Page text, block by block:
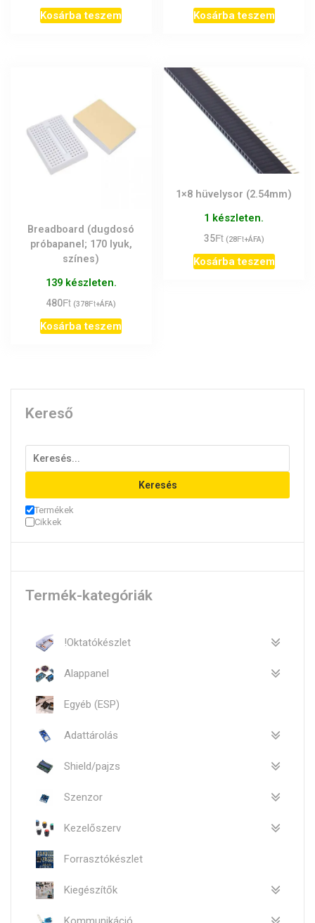
Kosárba teszem Kosárba teszem
Breadboard (dugdosó
próbapanel; 170 lyuk,
színes)
139 készleten.
480Ft (378Ft+ÁFA)
Kosárba teszem
1×8 hüvelysor (2.54mm)
1 készleten.
35Ft (28Ft+ÁFA)
Kosárba teszem
Kereső
Keresés
Termékek
Cikkek
Termék-kategóriák
!Oktatókészlet
Alappanel
Egyéb (ESP)
Adattárolás
Shield/pajzs
Szenzor
Kezelőszerv
Forrasztókészlet
Kiegészítők